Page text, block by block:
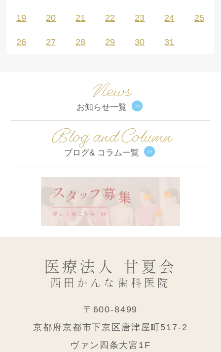
19 20 21 22 23 24 25
26 27 28 29 30 31
News
お知らせ一覧
Blog and Column
ブログ& コラム一覧
医療法人 甘夏会
西田かんな歯科医院
〒600-8499
京都府京都市下京区唐津屋町517-2
ヴァン四条大宮1F